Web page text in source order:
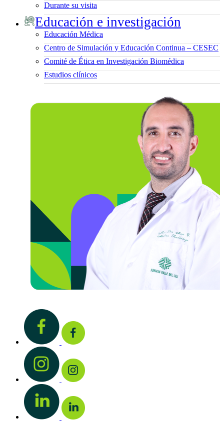
Durante su visita
Educación e investigación
Educación Médica
Centro de Simulación y Educación Continua – CESEC
Comité de Ética en Investigación Biomédica
Estudios clínicos